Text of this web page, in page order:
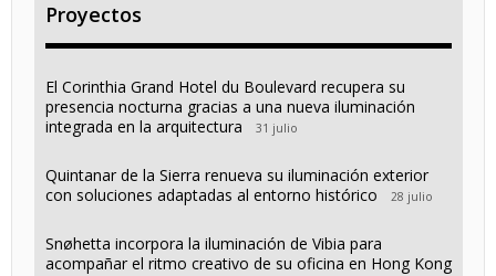
Proyectos
El Corinthia Grand Hotel du Boulevard recupera su
presencia nocturna gracias a una nueva iluminación
integrada en la arquitectura
31 julio
Quintanar de la Sierra renueva su iluminación exterior
con soluciones adaptadas al entorno histórico
28 julio
Snøhetta incorpora la iluminación de Vibia para
acompañar el ritmo creativo de su oficina en Hong Kong